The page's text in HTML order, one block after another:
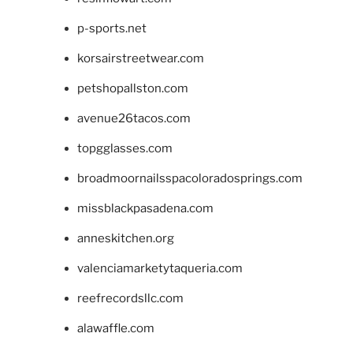
p-sports.net
korsairstreetwear.com
petshopallston.com
avenue26tacos.com
topgglasses.com
broadmoornailsspacoloradosprings.com
missblackpasadena.com
anneskitchen.org
valenciamarketytaqueria.com
reefrecordsllc.com
alawaffle.com